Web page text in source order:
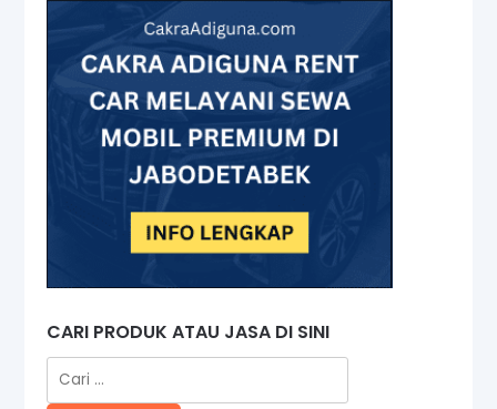
CARI PRODUK ATAU JASA DI SINI
Cari
untuk: